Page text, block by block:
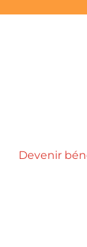
Devenir